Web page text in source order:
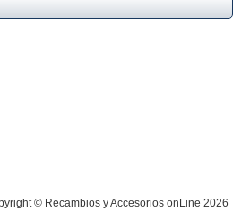
© Recambios y Accesorios onLine 2026